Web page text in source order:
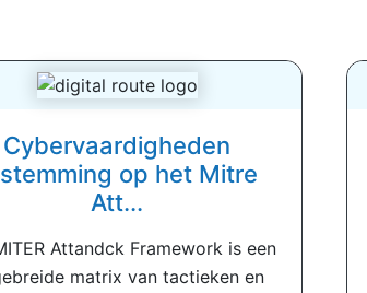
Cybervaardigheden
op het Mitre
Att...
Attandck Framework is een
matrix van tactieken en